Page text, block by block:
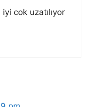
cok uzatılıyor